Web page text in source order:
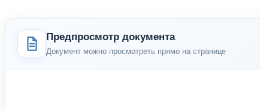
Предпросмотр документа
Документ можно просмотреть прямо на странице